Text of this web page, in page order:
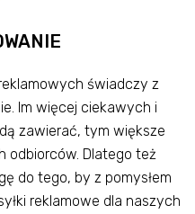
świadczy z
Im więcej ciekawych i
zawierać, tym większe
odbiorców. Dlatego też
do tego, by z pomysłem
reklamowe dla naszych